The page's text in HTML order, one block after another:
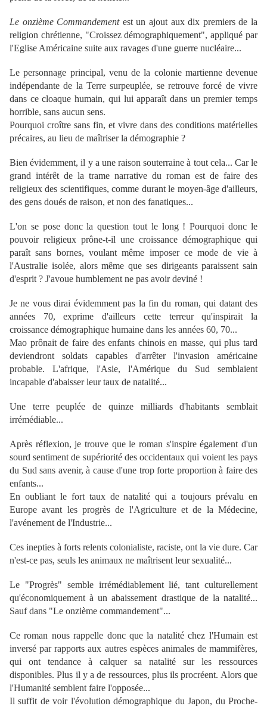
Le onzième Commandementest un ajout aux dix premiers de la
religion chrétienne, "Croissez démographiquement", appliqué par
l'Eglise Américaine suite aux ravages d'une guerre nucléaire...
Le personnage principal, venu de la colonie martienne devenue
indépendante de la Terre surpeuplée, se retrouve forcé de vivre
dans ce cloaque humain, qui lui apparaît dans un premier temps
horrible, sans aucun sens.
Pourquoi croître sans fin, et vivre dans des conditions matérielles
précaires, au lieu de maîtriser la démographie ?
Bien évidemment, il y a une raison souterraine à tout cela... Car le
grand intérêt de la trame narrative du roman est de faire des
religieux des scientifiques, comme durant le moyen-âge d'ailleurs,
des gens doués de raison, et non des fanatiques...
L'on se pose donc la question tout le long ! Pourquoi donc le
pouvoir religieux prône-t-il une croissance démographique qui
paraît sans bornes, voulant même imposer ce mode de vie à
l'Australie isolée, alors même que ses dirigeants paraissent sain
d'esprit ? J'avoue humblement ne pas avoir deviné !
Je ne vous dirai évidemment pas la fin du roman, qui datant des
années 70, exprime d'ailleurs cette terreur qu'inspirait la
croissance démographique humaine dans les années 60, 70...
Mao prônait de faire des enfants chinois en masse, qui plus tard
deviendront soldats capables d'arrêter l'invasion américaine
probable. L'afrique, l'Asie, l'Amérique du Sud semblaient
incapable d'abaisser leur taux de natalité...
Une terre peuplée de quinze milliards d'habitants semblait
irrémédiable...
Après réflexion, je trouve que le roman s'inspire également d'un
sourd sentiment de supériorité des occidentaux qui voient les pays
du Sud sans avenir, à cause d'une trop forte proportion à faire des
enfants...
En oubliant le fort taux de natalité qui a toujours prévalu en
Europe avant les progrès de l'Agriculture et de la Médecine,
l'avénement de l'Industrie...
Ces inepties à forts relents colonialiste, raciste, ont la vie dure. Car
n'est-ce pas, seuls les animaux ne maîtrisent leur sexualité...
Le "Progrès" semble irrémédiablement lié, tant culturellement
qu'économiquement à un abaissement drastique de la natalité...
Sauf dans "Le onzième commandement"...
Ce roman nous rappelle donc que la natalité chez l'Humain est
inversé par rapports aux autres espèces animales de mammifères,
qui ont tendance à calquer sa natalité sur les ressources
disponibles. Plus il y a de ressources, plus ils procréent. Alors que
l'Humanité semblent faire l'opposée...
Il suffit de voir l'évolution démographique du Japon, du Proche-